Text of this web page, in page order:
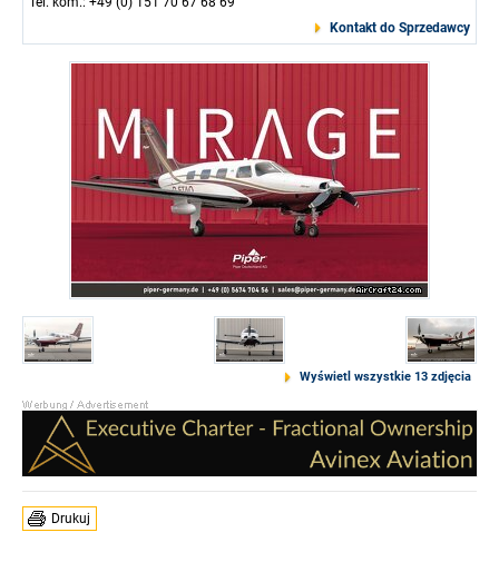
Kontakt do Sprzedawcy
Wyświetl wszystkie 13 zdjęcia
Drukuj